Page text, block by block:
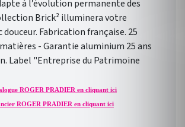
à l’évolution permanente des
Brick² illuminera votre
douceur. Fabrication française. 25
- Garantie aluminium 25 ans
Label "Entreprise du Patrimoine
ROGER PRADIER en cliquant ici
ROGER PRADIER en cliquant ici